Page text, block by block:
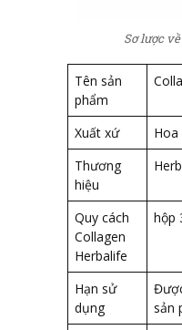
Sơ lược
Tên sản
phẩm
Xuất xứ
Hoa
Thương
hiệu
Quy cách
Collagen
Herbalife
hộp
Hạn sử
dụng
sản